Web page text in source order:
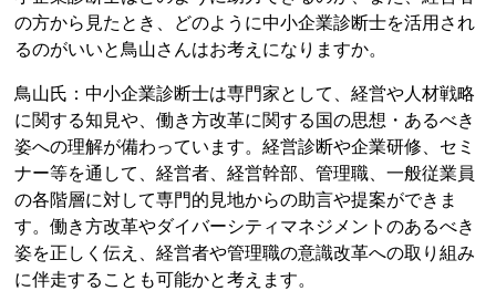
の方から見たとき、どのように中小企業診断士を活用され
るのがいいと鳥山さんはお考えになりますか。
鳥山氏：中小企業診断士は専門家として、経営や人材戦略
に関する知見や、働き方改革に関する国の思想・あるべき
姿への理解が備わっています。経営診断や企業研修、セミ
ナー等を通して、経営者、経営幹部、管理職、一般従業員
の各階層に対して専門的見地からの助言や提案ができま
す。働き方改革やダイバーシティマネジメントのあるべき
姿を正しく伝え、経営者や管理職の意識改革への取り組み
に伴走することも可能かと考えます。